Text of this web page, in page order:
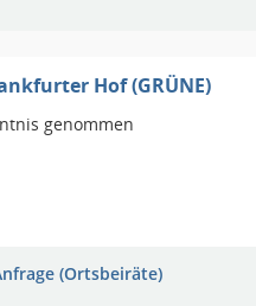
Hof (GRÜNE)
genommen
(Ortsbeiräte)